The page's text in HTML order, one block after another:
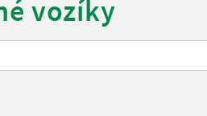
vozíky